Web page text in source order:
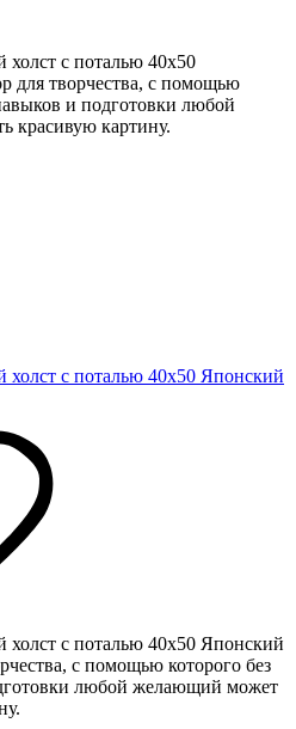
с поталью 40х50
для творчества, с помощью
и подготовки любой
красивую картину.
с поталью 40х50 Японский
с поталью 40х50 Японский
с помощью которого без
любой желающий может